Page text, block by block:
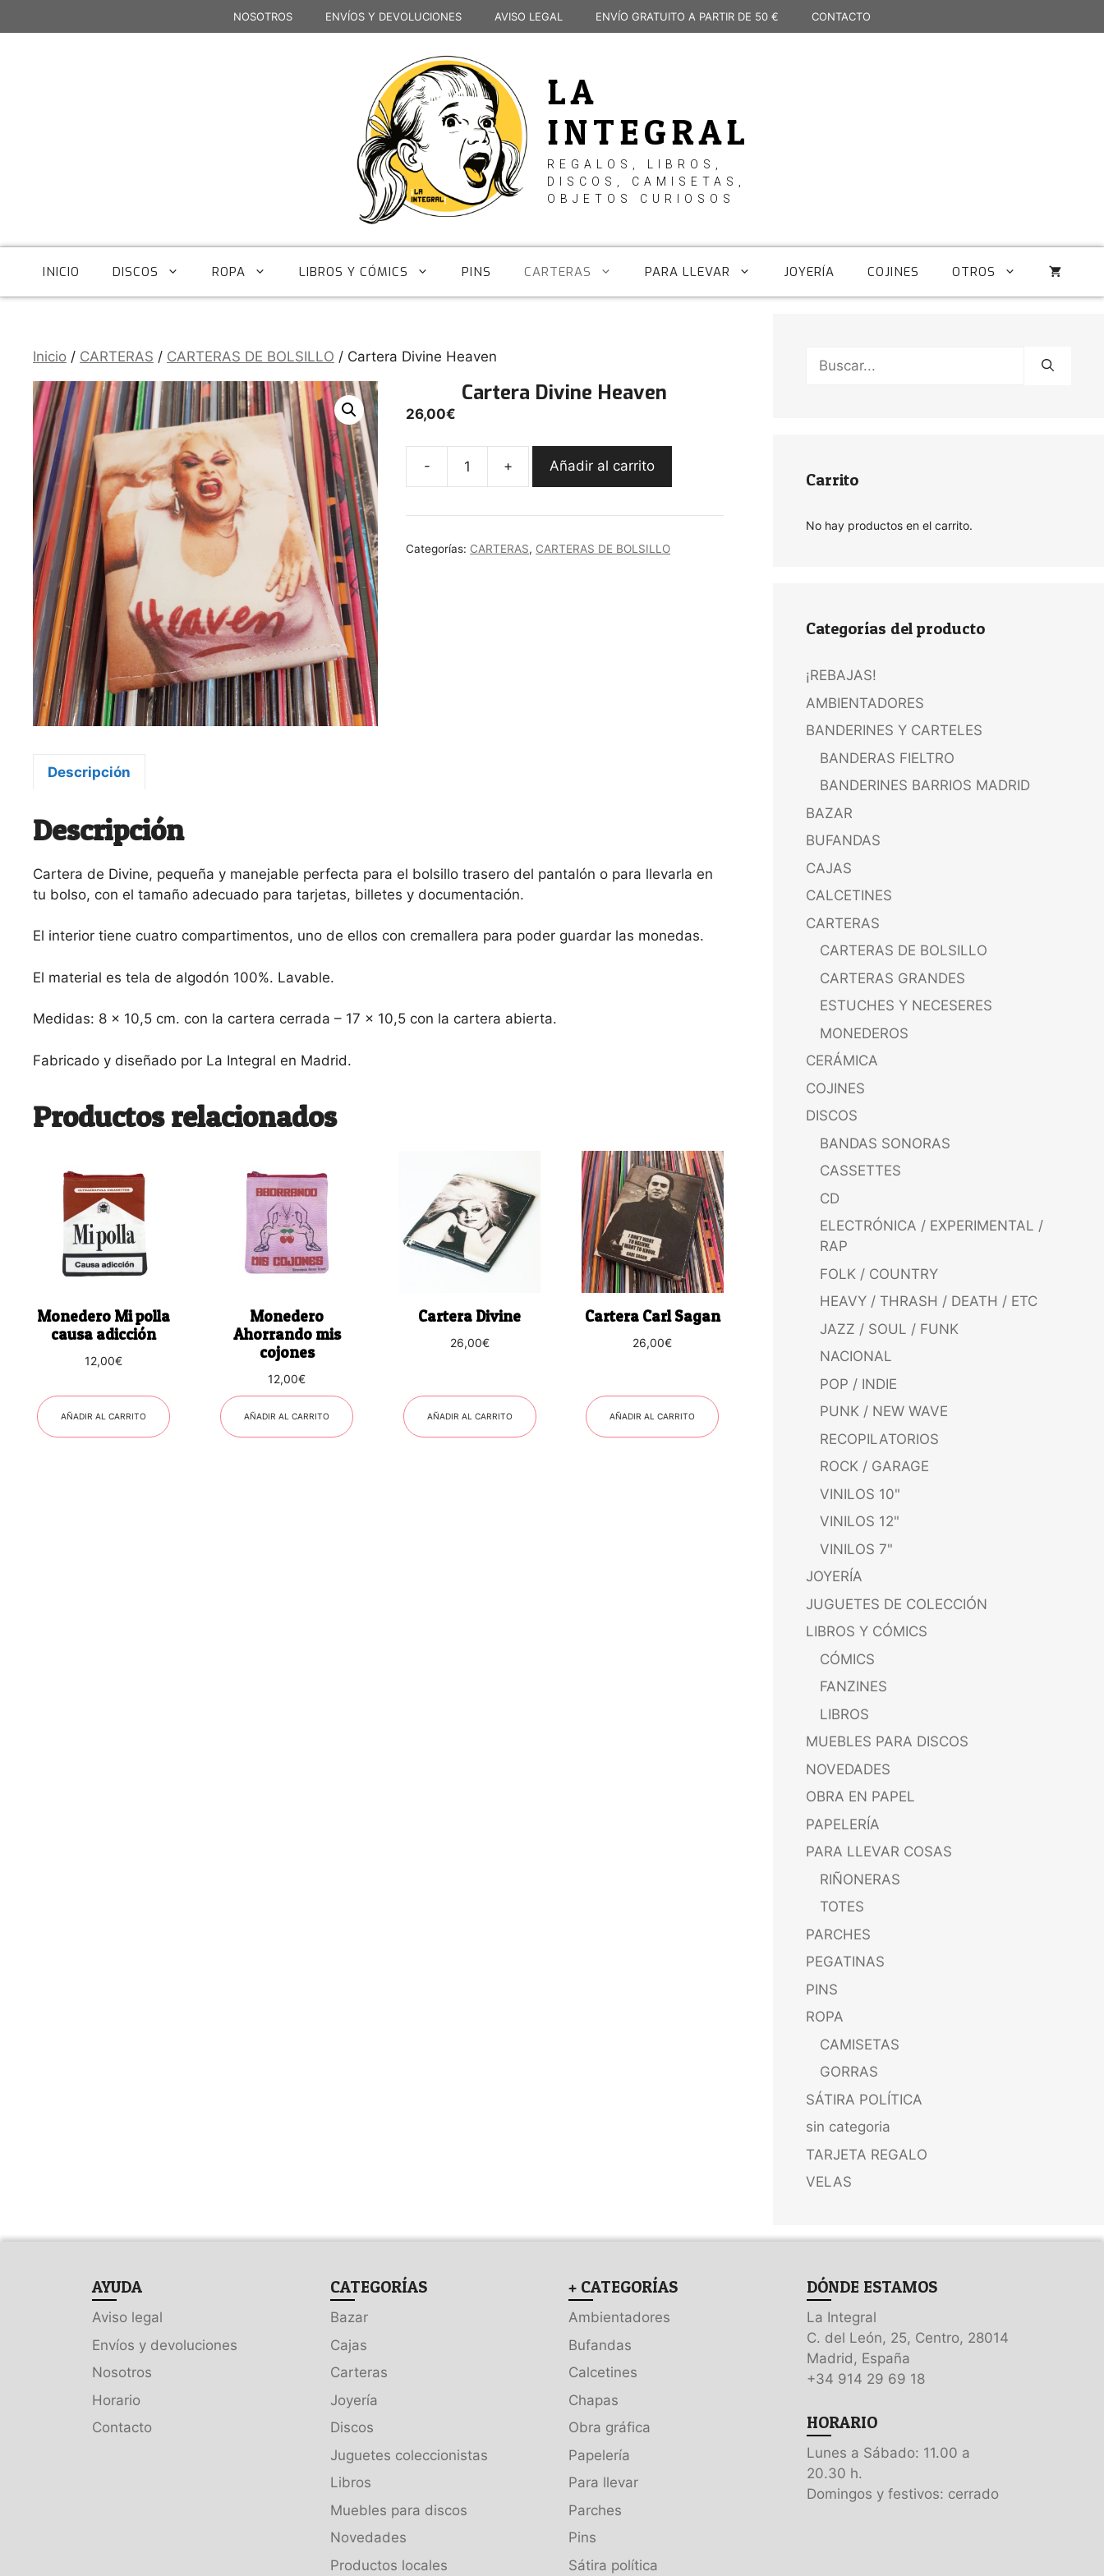
al
NOSOTROS ENVÍOS Y DEVOLUCIONES AVISO LEGAL ENVÍO GRATUITO A PARTIR DE 50 € CONTACTO
LA
INTEGRAL
REGALOS, LIBROS,
DISCOS, CAMISETAS,
OBJETOS CURIOSOS
INICIO DISCOS ROPA LIBROS Y CÓMICS PINS CARTERAS PARA LLEVAR JOYERÍA COJINES OTROS
Inicio / CARTERAS / CARTERAS DE BOLSILLO / Cartera Divine Heaven
Cartera Divine Heaven
26,00€
-
Heaven
+ Añadir al carrito
Categorías: CARTERAS, CARTERAS DE BOLSILLO
Descripción
Descripción
Cartera de Divine, pequeña y manejable perfecta para el bolsillo trasero del pantalón o para llevarla en
tu bolso, con el tamaño adecuado para tarjetas, billetes y documentación.
El interior tiene cuatro compartimentos, uno de ellos con cremallera para poder guardar las monedas.
El material es tela de algodón 100%. Lavable.
Medidas: 8 x 10,5 cm. con la cartera cerrada – 17 x 10,5 con la cartera abierta.
Fabricado y diseñado por La Integral en Madrid.
Productos relacionados
Monedero Mi polla
causa adicción
12,00€
AÑADIR AL CARRITO
Monedero
Ahorrando mis
cojones
12,00€
AÑADIR AL CARRITO
Cartera Divine
26,00€
AÑADIR AL CARRITO
Cartera Carl Sagan
26,00€
AÑADIR AL CARRITO
Buscar:
Carrito
No hay productos en el carrito.
Categorías del producto
¡REBAJAS!
AMBIENTADORES
BANDERINES Y CARTELES
BANDERAS FIELTRO
BANDERINES BARRIOS MADRID
BAZAR
BUFANDAS
CAJAS
CALCETINES
CARTERAS
CARTERAS DE BOLSILLO
CARTERAS GRANDES
ESTUCHES Y NECESERES
MONEDEROS
CERÁMICA
COJINES
DISCOS
BANDAS SONORAS
CASSETTES
CD
ELECTRÓNICA / EXPERIMENTAL /
RAP
FOLK / COUNTRY
HEAVY / THRASH / DEATH / ETC
JAZZ / SOUL / FUNK
NACIONAL
POP / INDIE
PUNK / NEW WAVE
RECOPILATORIOS
ROCK / GARAGE
VINILOS 10"
VINILOS 12"
VINILOS 7"
JOYERÍA
JUGUETES DE COLECCIÓN
LIBROS Y CÓMICS
CÓMICS
FANZINES
LIBROS
MUEBLES PARA DISCOS
NOVEDADES
OBRA EN PAPEL
PAPELERÍA
PARA LLEVAR COSAS
RIÑONERAS
TOTES
PARCHES
PEGATINAS
PINS
ROPA
CAMISETAS
GORRAS
SÁTIRA POLÍTICA
sin categoria
TARJETA REGALO
VELAS
AYUDA
Aviso legal
Envíos y devoluciones
Nosotros
Horario
Contacto
CATEGORÍAS
Bazar
Cajas
Carteras
Joyería
Discos
Juguetes coleccionistas
Libros
Muebles para discos
Novedades
Productos locales
+ CATEGORÍAS
Ambientadores
Bufandas
Calcetines
Chapas
Obra gráfica
Papelería
Para llevar
Parches
Pins
Sátira política
DÓNDE ESTAMOS
La Integral
C. del León, 25, Centro, 28014
Madrid, España
+34 914 29 69 18
HORARIO
Lunes a Sábado: 11.00 a
20.30 h.
Domingos y festivos: cerrado